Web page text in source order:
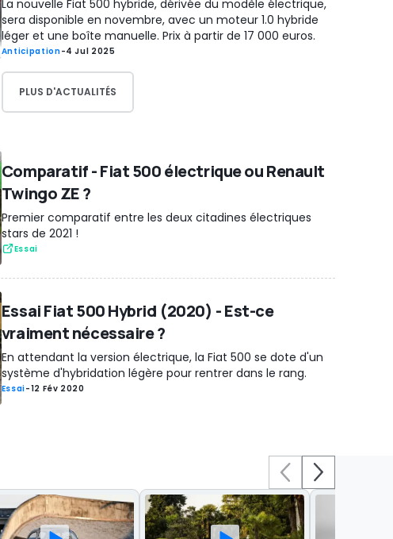
La nouvelle Fiat 500 hybride, dérivée du modèle électrique,
sera disponible en novembre, avec un moteur 1.0 hybride
léger et une boîte manuelle. Prix à partir de 17 000 euros.
Anticipation-4 Jul 2025
PLUS D'ACTUALITÉS
Comparatif - Fiat 500 électrique ou Renault
Twingo ZE ?
Premier comparatif entre les deux citadines électriques
stars de 2021 !
Essai
Essai Fiat 500 Hybrid (2020) - Est-ce
vraiment nécessaire ?
En attendant la version électrique, la Fiat 500 se dote d'un
système d'hybridation légère pour rentrer dans le rang.
Essai-12 Fév 2020